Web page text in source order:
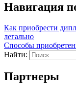
Навигация
Как приобрести
легально
Способы
Найти:
Партнеры